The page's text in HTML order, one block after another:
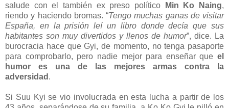
salude con el también ex preso político
Min Ko Naing,
riendo y haciendo bromas. “Tengo muchas ganas de visitar
España, en la prisión leí un libro donde decía que sus
habitantes son muy divertidos y llenos de humor”, dice. La
burocracia hace que Gyi, de momento, no tenga pasaporte
para comprobarlo, pero nadie mejor para enseñar que el
humor es una de las mejores armas contra la
adversidad .
Si Suu Kyi se vio involucrada en esta lucha a partir de los